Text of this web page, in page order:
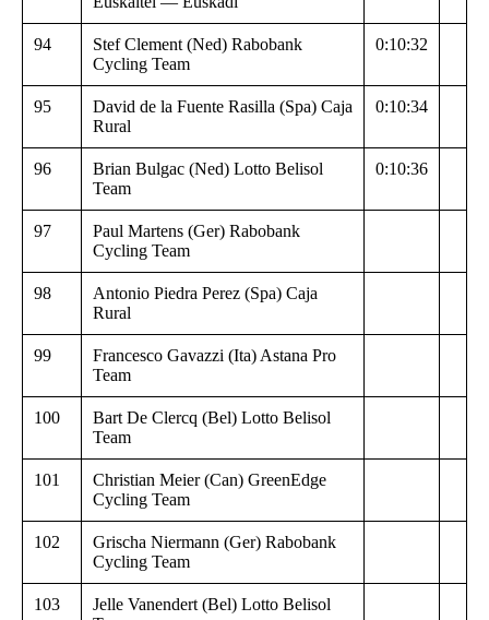
94
Stef Clement (Ned) Rabobank
Cycling Team
0:10:32
95
David de la Fuente Rasilla (Spa) Caja
Rural
0:10:34
96
Brian Bulgac (Ned) Lotto Belisol
Team
0:10:36
97
Paul Martens (Ger) Rabobank
Cycling Team
98
Antonio Piedra Perez (Spa) Caja
Rural
99
Francesco Gavazzi (Ita) Astana Pro
Team
100
Bart De Clercq (Bel) Lotto Belisol
Team
101
Christian Meier (Can) GreenEdge
Cycling Team
102
Grischa Niermann (Ger) Rabobank
Cycling Team
103
Jelle Vanendert (Bel) Lotto Belisol